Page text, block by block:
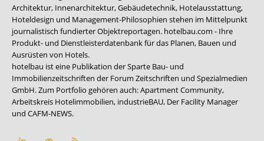
Architektur, Innenarchitektur, Gebäudetechnik, Hotelausstattung,
Hoteldesign und Management-Philosophien stehen im Mittelpunkt
journalistisch fundierter Objektreportagen. hotelbau.com - Ihre
Produkt- und Dienstleisterdatenbank für das Planen, Bauen und
Ausrüsten von Hotels.
hotelbau ist eine Publikation der Sparte Bau- und
Immobilienzeitschriften der Forum Zeitschriften und Spezialmedien
GmbH. Zum Portfolio gehören auch:Apartment Community,
Arbeitskreis Hotelimmobilien, industrieBAU, Der Facility Manager
und CAFM-NEWS.